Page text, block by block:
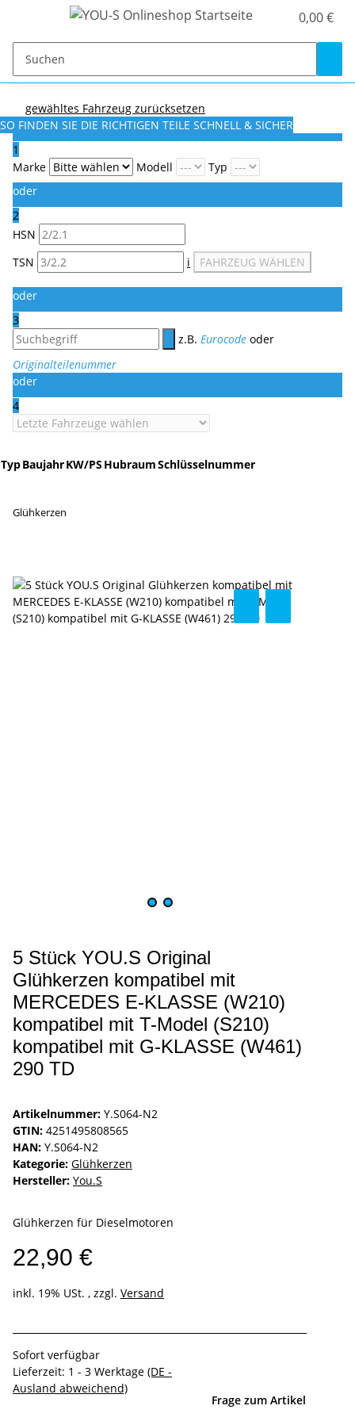
0,00 €
gewähltes Fahrzeug zurücksetzen
SO FINDEN SIE DIE RICHTIGEN TEILE SCHNELL & SICHER
1
Marke
Modell
Typ
oder
2
HSN
TSN
i FAHRZEUG WÄHLEN
oder
3
z.B. Eurocode oder
Originalteilenummer
oder
4
TypBaujahrKW/PS HubraumSchlüsselnummer
Glühkerzen
5 Stück YOU.S Original
Glühkerzen kompatibel mit
MERCEDES E-KLASSE (W210)
kompatibel mit T-Model (S210)
kompatibel mit G-KLASSE (W461)
290 TD
Artikelnummer: Y.S064-N2
GTIN: 4251495808565
HAN: Y.S064-N2
Kategorie: Glühkerzen
Hersteller: You.S
Glühkerzen für Dieselmotoren
22,90 €
inkl. 19% USt. , zzgl. Versand
Sofort verfügbar
Lieferzeit: 1 - 3 Werktage (DE -
Ausland abweichend)
Frage zum Artikel